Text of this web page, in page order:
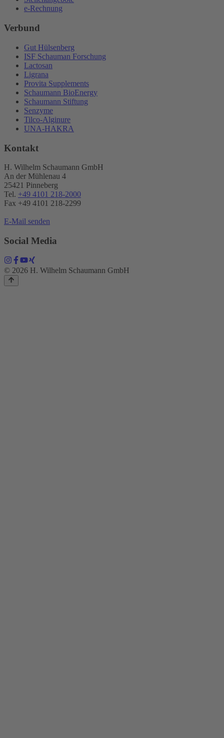
e-Rechnung
Verbund
Gut Hülsenberg
ISF Schauman Forschung
Lactosan
Ligrana
Provita Supplements
Schaumann BioEnergy
Schaumann Stiftung
Senzyme
Tilco-Alginure
UNA-HAKRA
Kontakt
H. Wilhelm Schaumann GmbH
An der Mühlenau 4
25421 Pinneberg
Tel. +49 4101 218-2000
Fax +49 4101 218​-2299
E-Mail senden
Social Media
© 2026 H. Wilhelm Schaumann GmbH